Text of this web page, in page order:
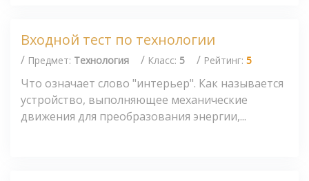
Входной тест по технологии
/ Предмет: Технология / Класс: 5 / Рейтинг: 5
Что означает слово "интерьер". Как называется
устройство, выполняющее механические
движения для преобразования энергии,...